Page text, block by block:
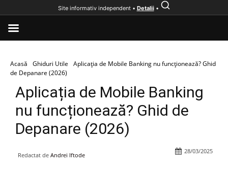
Acasă Ghiduri Utile
Aplicația de Mobile Banking nu funcționează? Ghid
de Depanare (2026)
Aplicația de Mobile Banking
nu funcționează? Ghid de
Depanare (2026)
Redactat de Andrei Iftode
28/03/2025
Site informativ independent • Detalii•